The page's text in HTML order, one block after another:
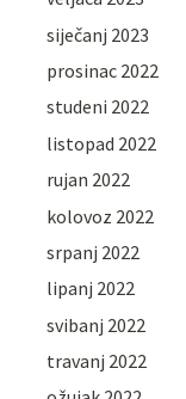
siječanj 2023
prosinac 2022
studeni 2022
listopad 2022
rujan 2022
kolovoz 2022
srpanj 2022
lipanj 2022
svibanj 2022
travanj 2022